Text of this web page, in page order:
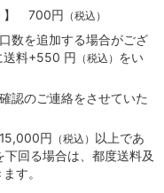
】 700円 （税込）
数を追加する場合がござ
送料+550 円 （税込） をい
認のご連絡をさせていた
円 （税込） 以上であ
下回る場合は、都度送料及
す。